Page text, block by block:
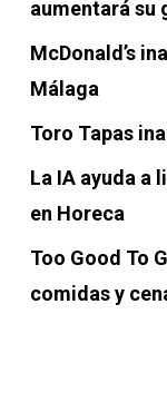
aumentará su
McDonald’s
Málaga
Toro Tapas
La IA ayuda a
en Horeca
Too Good To
comidas y